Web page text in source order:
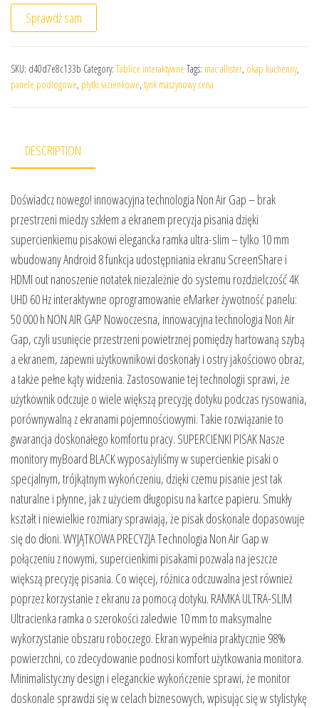
Sprawdź sam
SKU: d40d7e8c133b Category: Tablice interaktywne Tags: mac allister, okap kuchenny,
panele podłogowe, płytki łazienkowe, tynk maszynowy cena
DESCRIPTION
Doświadcz nowego! innowacyjna technologia Non Air Gap – brak
przestrzeni miedzy szkłem a ekranem precyzja pisania dzięki
supercienkiemu pisakowi elegancka ramka ultra-slim – tylko 10 mm
wbudowany Android 8 funkcja udostępniania ekranu ScreenShare i
HDMI out nanoszenie notatek niezależnie do systemu rozdzielczość 4K
UHD 60 Hz interaktywne oprogramowanie eMarker żywotność panelu:
50 000 h NON AIR GAP Nowoczesna, innowacyjna technologia Non Air
Gap, czyli usunięcie przestrzeni powietrznej pomiędzy hartowaną szybą
a ekranem, zapewni użytkownikowi doskonały i ostry jakościowo obraz,
a także pełne kąty widzenia. Zastosowanie tej technologii sprawi, że
użytkownik odczuje o wiele większą precyzję dotyku podczas rysowania,
porównywalną z ekranami pojemnościowymi. Takie rozwiązanie to
gwarancja doskonałego komfortu pracy. SUPERCIENKI PISAK Nasze
monitory myBoard BLACK wyposażyliśmy w supercienkie pisaki o
specjalnym, trójkątnym wykończeniu, dzięki czemu pisanie jest tak
naturalne i płynne, jak z użyciem długopisu na kartce papieru. Smukły
kształt i niewielkie rozmiary sprawiają, że pisak doskonale dopasowuje
się do dłoni. WYJĄTKOWA PRECYZJA Technologia Non Air Gap w
połączeniu z nowymi, supercienkimi pisakami pozwala na jeszcze
większą precyzję pisania. Co więcej, różnica odczuwalna jest również
poprzez korzystanie z ekranu za pomocą dotyku. RAMKA ULTRA-SLIM
Ultracienka ramka o szerokości zaledwie 10 mm to maksymalne
wykorzystanie obszaru roboczego. Ekran wypełnia praktycznie 98%
powierzchni, co zdecydowanie podnosi komfort użytkowania monitora.
Minimalistyczny design i eleganckie wykończenie sprawi, że monitor
doskonale sprawdzi się w celach biznesowych, wpisując się w stylistykę